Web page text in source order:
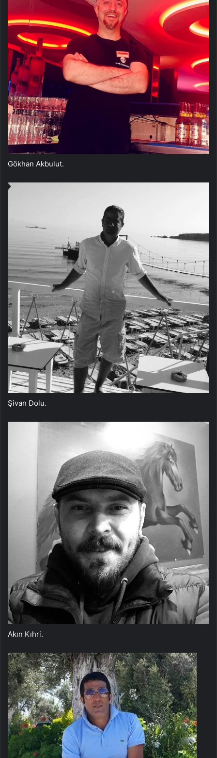
Gökhan Akbulut.
Şivan Dolu.
Akın Kıhri.